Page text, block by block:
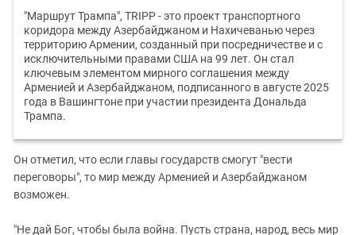
"Маршрут Трампа", TRIPP - это проект транспортного
коридора между Азербайджаном и Нахичеванью через
территорию Армении, созданный при посредничестве и с
исключительными правами США на 99 лет. Он стал
ключевым элементом мирного соглашения между
Арменией и Азербайджаном, подписанного в августе 2025
года в Вашингтоне при участии президента Дональда
Трампа.
Он отметил, что если главы государств смогут "вести
переговоры", то мир между Арменией и Азербайджаном
возможен.
"Не дай Бог, чтобы была война. Пусть страна, народ, весь мир